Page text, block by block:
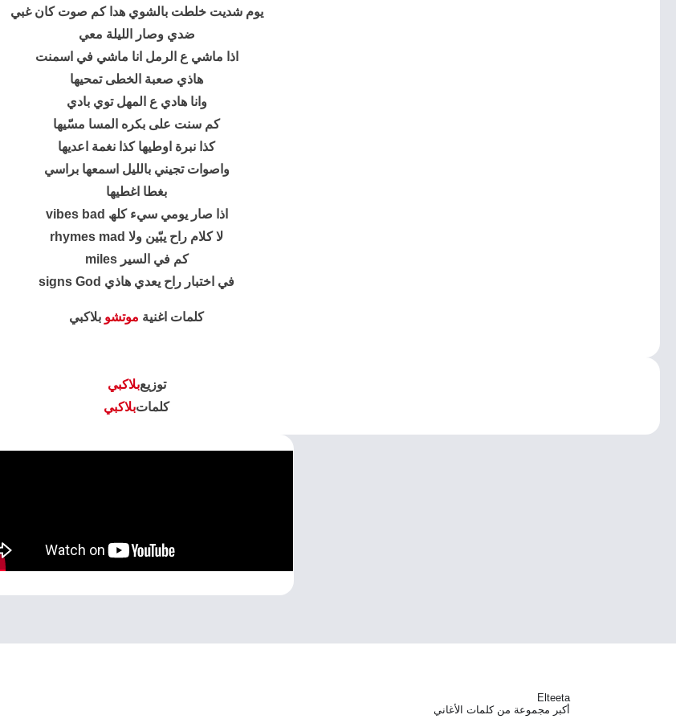
یوم شدیت خلطت بالشوي ھدا كم صوت كان غبي
ضدي وصار اللیلة معي
اذا ماشي ع الرمل انا ماشي في اسمنت
ھاذي صعبة الخطى تمحیھا
وانا ھادي ع المھل توي بادي
كم سنت على بكره المسا مسّيها
كذا نبرة اوطیھا كذا نغمة اعدیھا
واصوات تجیني باللیل اسمعھا براسي
بغطا اغطیھا
اذا صار یومي سيء كلھ vibes bad
لا كلام راح یبّین ولا rhymes mad
كم في السیر miles
في اختبار راح یعدي ھاذي signs God
كلمات اغنية موتشو بلاكبي
توزيعبلاكبي
كلماتبلاكبي
Elteeta
أكبر مجموعة من كلمات الأغاني